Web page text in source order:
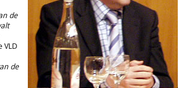
de
VLD
de